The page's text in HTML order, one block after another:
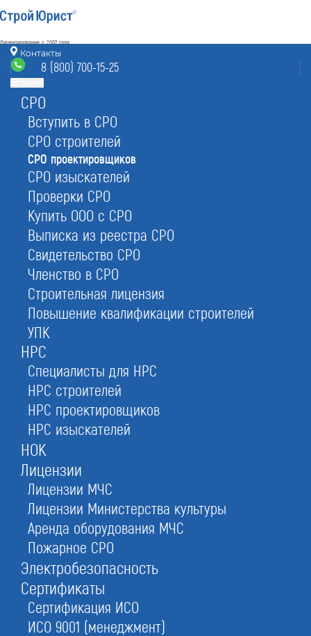
Лицензирование с 2007 года
4.93
Наш рейтинг
80отзывов
режим работы
без выходных 7:00-20:00
8 (800) 700-15-25
Электросталь, ул. Ялагина 17, офис 221
Контакты
8 (800) 700-15-25
СРО
Вступить в СРО
СРО строителей
СРО проектировщиков
СРО изыскателей
Проверки СРО
Купить ООО с СРО
Выписка из реестра СРО
Свидетельство СРО
Членство в СРО
Строительная лицензия
Повышение квалификации строителей
УПК
НРС
Специалисты для НРС
НРС строителей
НРС проектировщиков
НРС изыскателей
НОК
Лицензии
Лицензии МЧС
Лицензии Министерства культуры
Аренда оборудования МЧС
Пожарное СРО
Электробезопасность
Сертификаты
Сертификация ИСО
ИСО 9001 (менеджмент)
Главная Услуги СРО СРО проектировщиков
Вступление в СРО на
проектирование в Электростали
Вступление в СРО проектировщиков:
подготовка документов, подбор специалистов
НОПРИЗ и сопровождение проверки.
Работаем с надежными СРО по всей РФ.
оформление за 1 день